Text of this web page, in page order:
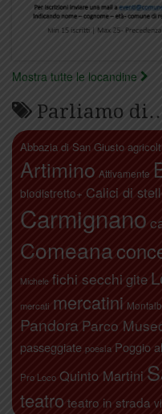
Mostra tutte le locandine
Parliamo
Abbazia di San Giusto
Artimino Attivamente
biodistretto+ Calici di
Carmignano
Comeana
Michele fichi secchi gite
mercati mercatini
Pandora Parco
passeggiate poesia Poggio
Pro Loco Quinto Martini
teatro teatro in strada